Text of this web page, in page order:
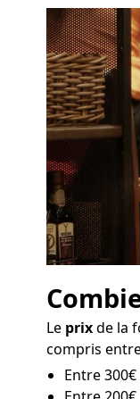
Le prixde la
compris
Entre